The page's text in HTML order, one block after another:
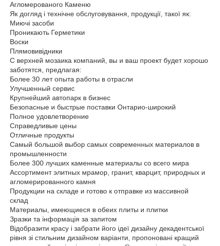
Агломерованого Каменю
Як догляд і технічне обслуговування, продукції, такої як:
Миючі засоби
Проникають Герметики
Воски
Плямовивідники
С верхней мозаика компаний, вы и ваш проект будет хорошо
заботятся, предлагая:
Более 30 лет опыта работы в отрасли
Улучшенный сервис
Крупнейший автопарк в бизнес
Безопасные и быстрые поставки Онтарио-широкий
Полное удовлетворение
Справедливые цены
Отличные продукты
Самый большой выбор самых современных материалов в
промышленности
Более 300 лучших каменные материалы со всего мира
Ассортимент элитных мрамор, гранит, кварцит, природных и
агломерированного камня
Продукции на складе и готово к отправке из массивной
склад
Материалы, имеющиеся в обеих плиты и плитки
Зразки та інформація за запитом
Відобразити красу і забрати його ідеї дизайну декадентської
рівня зі стильним дизайном варіанти, пропоновані кращий